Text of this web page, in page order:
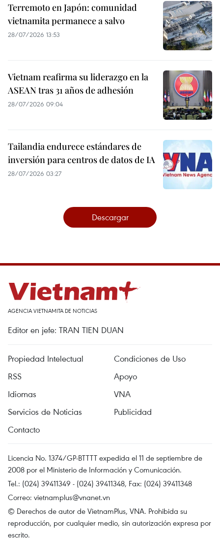
Terremoto en Japón: comunidad
vietnamita permanece a salvo
28/07/2026 13:53
Vietnam reafirma su liderazgo en la
ASEAN tras 31 años de adhesión
28/07/2026 09:04
Tailandia endurece estándares de
inversión para centros de datos de IA
28/07/2026 03:27
Descargar
AGENCIA VIETNAMITA DE NOTICIAS
Editor en jefe: TRAN TIEN DUAN
Propiedad Intelectual
Condiciones de Uso
RSS
Apoyo
Idiomas
VNA
Servicios de Noticias
Publicidad
Contacto
Licencia No. 1374/GP-BTTTT expedida el 11 de septiembre de
2008 por el Ministerio de Información y Comunicación.
Tel.: (024) 39411349 - (024) 39411348, Fax: (024) 39411348
Correo: vietnamplus@vnanet.vn
© Derechos de autor de VietnamPlus, VNA. Prohibida su
reproducción, por cualquier medio, sin autorización expresa por
escrito.